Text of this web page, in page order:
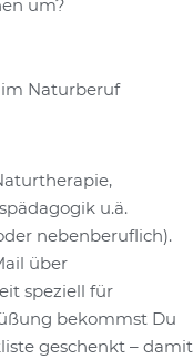
um?
u.ä.
nebenberuflich).
über
speziell für
bekommst Du
geschenkt – damit